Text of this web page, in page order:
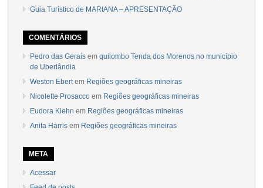
Guia Turístico de MARIANA – APRESENTAÇÃO
COMENTÁRIOS
Pedro das Gerais emquilombo Tenda dos Morenos no município
de Uberlândia
Weston Ebertem Regiões geográficas mineiras
Nicolette Prosacco em Regiões geográficas mineiras
Eudora Kiehn em Regiões geográficas mineiras
Anita Harris em Regiões geográficas mineiras
META
Acessar